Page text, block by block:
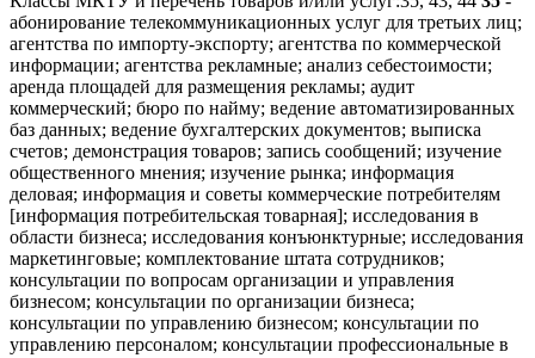
абонирование телекоммуникационных услуг для третьих лиц;
агентства по импорту-экспорту; агентства по коммерческой
информации; агентства рекламные; анализ себестоимости;
аренда площадей для размещения рекламы; аудит
коммерческий; бюро по найму; ведение автоматизированных
баз данных; ведение бухгалтерских документов; выписка
счетов; демонстрация товаров; запись сообщений; изучение
общественного мнения; изучение рынка; информация
деловая; информация и советы коммерческие потребителям
[информация потребительская товарная]; исследования в
области бизнеса; исследования конъюнктурные; исследования
маркетинговые; комплектование штата сотрудников;
консультации по вопросам организации и управления
бизнесом; консультации по организации бизнеса;
консультации по управлению бизнесом; консультации по
управлению персоналом; консультации профессиональные в